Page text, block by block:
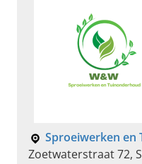
Sproeiwerken en
Zoetwaterstraat 72,